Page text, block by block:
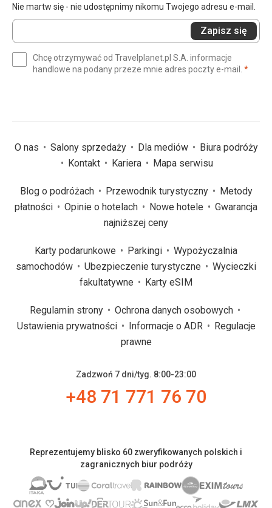
Nie martw się - nie udostępnimy nikomu Twojego adresu e-mail.
Wprowadź
swój
(wymagane)
Zapisz się
Chcę otrzymywać od Travelplanet.pl S.A. informacje
handlowe na podany przeze mnie adres poczty e-mail. *
O nas Salony sprzedaży Dla mediów
Biura podróży
Kontakt
Kariera Mapa serwisu
Blog o podróżach Przewodnik turystyczny
Metody
płatności
Opinie o hotelach Nowe hotele
Gwarancja
najniższej ceny
Karty podarunkowe Parkingi
Wypożyczalnia
samochodów
Ubezpieczenie turystyczne
Wycieczki
fakultatywne
Karty eSIM
Regulamin strony
Ochrona danych osobowych
Ustawienia prywatności
Informacje o ADR
Regulacje
prawne
Zadzwoń 7 dni/tyg. 8:00-23:00
+48 71 771 76 70
Reprezentujemy blisko 60 zweryfikowanych polskich i
zagranicznych biur podróży